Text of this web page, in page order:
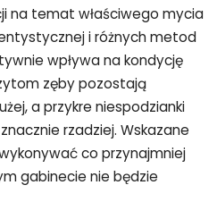
na temat właściwego mycia
i różnych metod
wpływa na kondycję
zęby pozostają
a przykre niespodzianki
rzadziej. Wskazane
co przynajmniej
gabinecie nie będzie